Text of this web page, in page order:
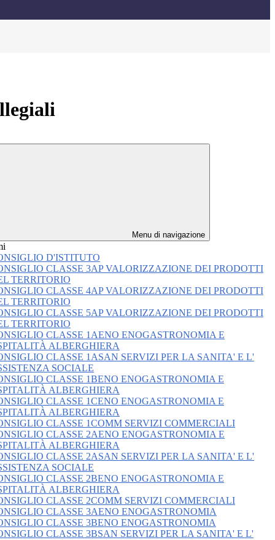
Menu di navigazione
D'ISTITUTO
CLASSE 3AP VALORIZZAZIONE DEI PRODOTTI
TERRITORIO
CLASSE 4AP VALORIZZAZIONE DEI PRODOTTI
TERRITORIO
CLASSE 5AP VALORIZZAZIONE DEI PRODOTTI
TERRITORIO
CLASSE 1AENO ENOGASTRONOMIA E
ALBERGHIERA
CLASSE 1ASAN SERVIZI PER LA SANITA' E L'
SOCIALE
CLASSE 1BENO ENOGASTRONOMIA E
ALBERGHIERA
CLASSE 1CENO ENOGASTRONOMIA E
ALBERGHIERA
CLASSE 1COMM SERVIZI COMMERCIALI
CLASSE 2AENO ENOGASTRONOMIA E
ALBERGHIERA
CLASSE 2ASAN SERVIZI PER LA SANITA' E L'
SOCIALE
CLASSE 2BENO ENOGASTRONOMIA E
ALBERGHIERA
CLASSE 2COMM SERVIZI COMMERCIALI
CLASSE 3AENO ENOGASTRONOMIA
CLASSE 3BENO ENOGASTRONOMIA
CLASSE 3BSAN SERVIZI PER LA SANITA' E L'